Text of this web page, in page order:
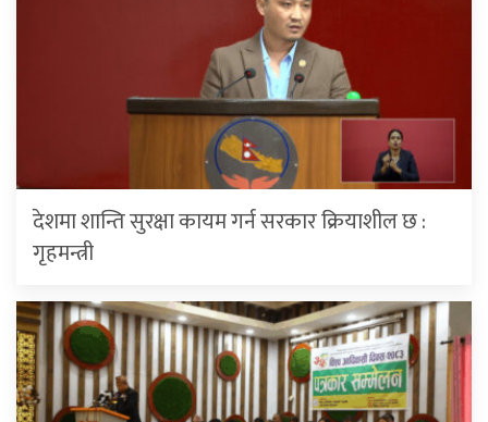
देशमा शान्ति सुरक्षा कायम गर्न सरकार क्रियाशील छ :
गृहमन्त्री